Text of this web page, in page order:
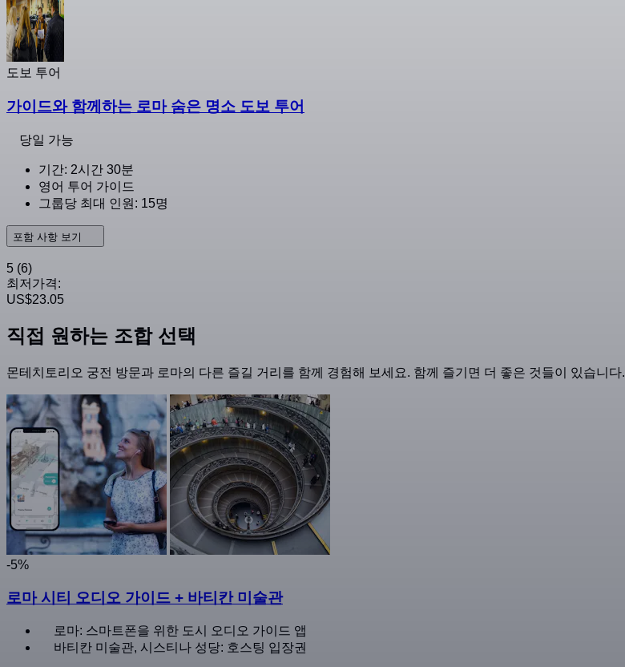
도보 투어
가이드와 함께하는 로마 숨은 명소 도보 투어
당일 가능
기간: 2시간 30분
영어 투어 가이드
그룹당 최대 인원: 15명
포함 사항 보기
5 (6)
최저가격:
US$23.05
직접 원하는 조합 선택
몬테치토리오 궁전 방문과 로마의 다른 즐길 거리를 함께 경험해 보세요. 함께 즐기면 더 좋은 것들이 있습니다.
-5%
로마 시티 오디오 가이드 + 바티칸 미술관
로마: 스마트폰을 위한 도시 오디오 가이드 앱
바티칸 미술관, 시스티나 성당: 호스팅 입장권